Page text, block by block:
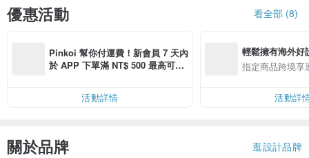
優惠活動 看全部 (8)
Pinkoi 幫你付運費！新會員 7 天內
於 APP 下單滿 NT$ 500 最高可折
活動詳情
輕鬆擁有海外好
指定商品跨境享
活動詳
關於品牌 逛設計品牌